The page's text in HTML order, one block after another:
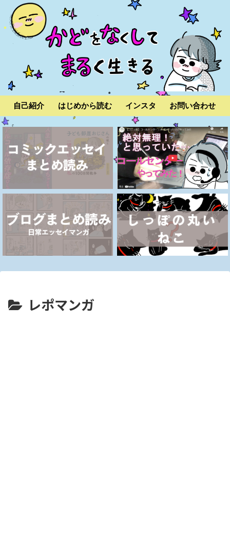
自己紹介 はじめから読む インスタ お問い合わせ
レポマンガ